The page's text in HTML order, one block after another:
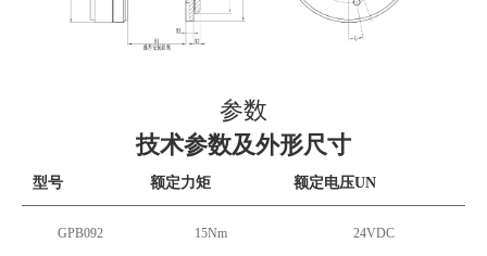
参数
技术参数及外形尺寸
型号 额定力矩 额定电压UN
GPB092 15Nm 24VDC